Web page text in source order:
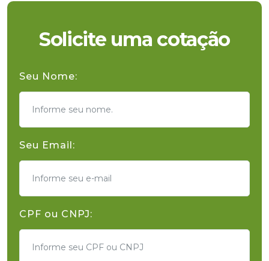
Solicite uma cotação
Seu Nome:
Seu Email:
CPF ou CNPJ: